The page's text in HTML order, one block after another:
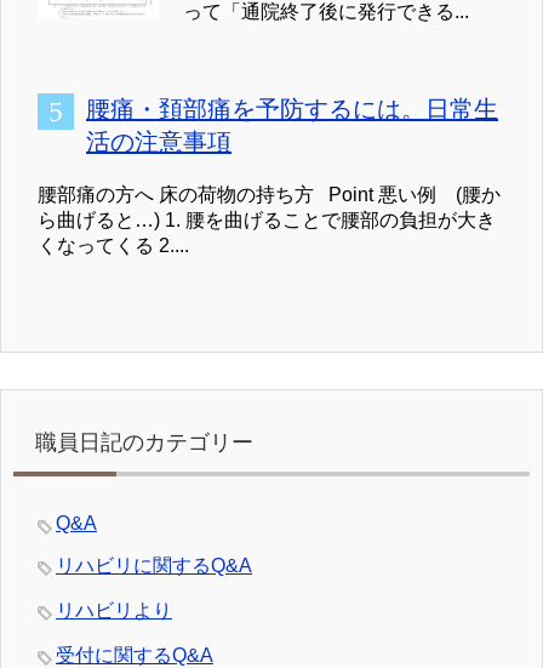
って「通院終了後に発行できる...
腰痛・頚部痛を予防するには。日常生
活の注意事項
腰部痛の方へ 床の荷物の持ち方 Point 悪い例 (腰か
ら曲げると…) 1. 腰を曲げることで腰部の負担が大き
くなってくる 2....
職員日記のカテゴリー
Q&A
リハビリに関するQ&A
リハビリより
受付に関するQ&A